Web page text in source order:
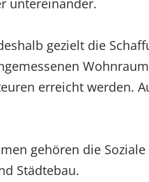
gezielt die
erreicht werden.
gehören die
Städtebau.